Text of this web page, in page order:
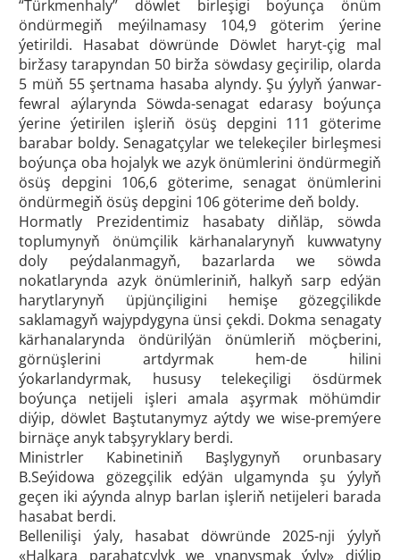
“Türkmenhaly” döwlet birleşigi boýunça önüm
öndürmegiň meýilnamasy 104,9 göterim ýerine
ýetirildi. Hasabat döwründe Döwlet haryt-çig mal
biržasy tarapyndan 50 birža söwdasy geçirilip, olarda
5 müň 55 şertnama hasaba alyndy. Şu ýylyň ýanwar-
fewral aýlarynda Söwda-senagat edarasy boýunça
ýerine ýetirilen işleriň ösüş depgini 111 göterime
barabar boldy. Senagatçylar we telekeçiler birleşmesi
boýunça oba hojalyk we azyk önümlerini öndürmegiň
ösüş depgini 106,6 göterime, senagat önümlerini
öndürmegiň ösüş depgini 106 göterime deň boldy.
Hormatly Prezidentimiz hasabaty diňläp, söwda
toplumynyň önümçilik kärhanalarynyň kuwwatyny
doly peýdalanmagyň, bazarlarda we söwda
nokatlarynda azyk önümleriniň, halkyň sarp edýän
harytlarynyň üpjünçiligini hemişe gözegçilikde
saklamagyň wajypdygyna ünsi çekdi. Dokma senagaty
kärhanalarynda öndürilýän önümleriň möçberini,
görnüşlerini artdyrmak hem-de hilini
ýokarlandyrmak, hususy telekeçiligi ösdürmek
boýunça netijeli işleri amala aşyrmak möhümdir
diýip, döwlet Baştutanymyz aýtdy we wise-premýere
birnäçe anyk tabşyryklary berdi.
Ministrler Kabinetiniň Başlygynyň orunbasary
B.Seýidowa gözegçilik edýän ulgamynda şu ýylyň
geçen iki aýynda alnyp barlan işleriň netijeleri barada
hasabat berdi.
Bellenilişi ýaly, hasabat döwründe 2025-nji ýylyň
«Halkara parahatçylyk we ynanyşmak ýyly» diýlip